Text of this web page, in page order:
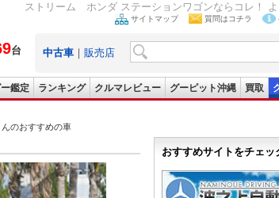
ストリーム ホンダ ステーションワゴンならコレ！
台
サイトマップ 質問はコチラ
中古車 ｜ 販売店
鑑定 ランキング クルマレビュー グーピット沖縄 買取
のおすすめの車
おすすめサイトをチェッ